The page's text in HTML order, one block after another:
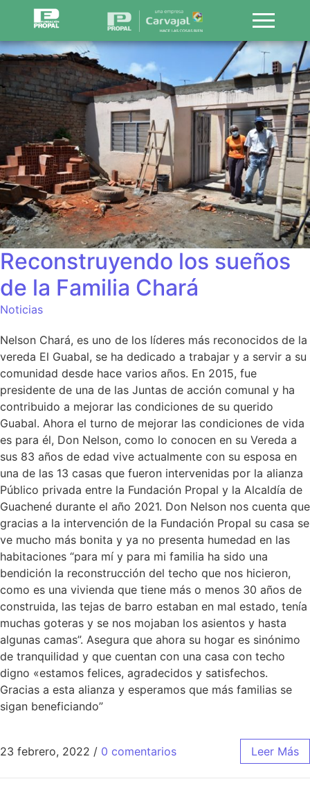
Reconstruyendo los sueños
de la Familia Chará
Noticias
Nelson Chará, es uno de los líderes más reconocidos de la
vereda El Guabal, se ha dedicado a trabajar y a servir a su
comunidad desde hace varios años. En 2015, fue
presidente de una de las Juntas de acción comunal y ha
contribuido a mejorar las condiciones de su querido
Guabal. Ahora el turno de mejorar las condiciones de vida
es para él, Don Nelson, como lo conocen en su Vereda a
sus 83 años de edad vive actualmente con su esposa en
una de las 13 casas que fueron intervenidas por la alianza
Público privada entre la Fundación Propal y la Alcaldía de
Guachené durante el año 2021. Don Nelson nos cuenta que
gracias a la intervención de la Fundación Propal su casa se
ve mucho más bonita y ya no presenta humedad en las
habitaciones “para mí y para mi familia ha sido una
bendición la reconstrucción del techo que nos hicieron,
como es una vivienda que tiene más o menos 30 años de
construida, las tejas de barro estaban en mal estado, tenía
muchas goteras y se nos mojaban los asientos y hasta
algunas camas”. Asegura que ahora su hogar es sinónimo
de tranquilidad y que cuentan con una casa con techo
digno «estamos felices, agradecidos y satisfechos.
Gracias a esta alianza y esperamos que más familias se
sigan beneficiando”
23 febrero, 2022 / 0 comentarios Leer Más